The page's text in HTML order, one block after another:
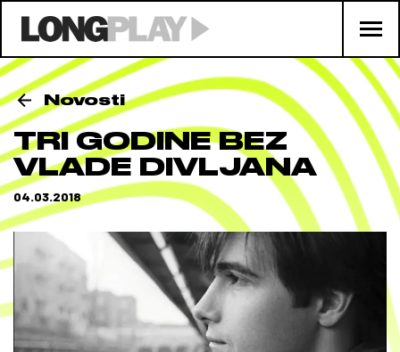
Novosti
TRI GODINE BEZ
VLADE DIVLJANA
04.03.2018